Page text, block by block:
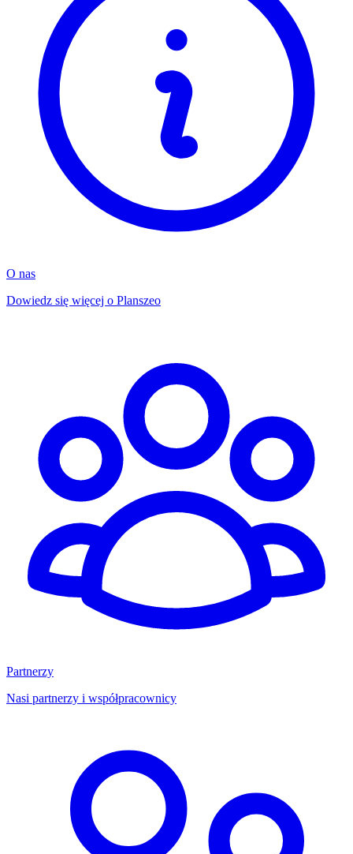
O nas
Dowiedz się więcej o Planszeo
Partnerzy
Nasi partnerzy i współpracownicy